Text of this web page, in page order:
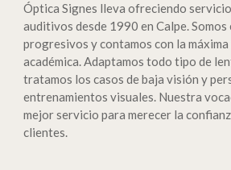
Óptica Signes lleva ofreciendo
auditivos desde 1990 en Calpe. Somos
progresivos y contamos con la
académica. Adaptamos todo tipo de
tratamos los casos de baja visión y
entrenamientos visuales. Nuestra
mejor servicio para merecer la
clientes.